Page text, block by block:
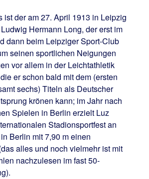
ist der am 27. April 1913 in Leipzig
Hermann Long, der erst im
dann beim Leipziger Sport-Club
seinen sportlichen Neigungen
vor allem in der Leichtathletik
er schon bald mit dem (ersten
sechs) Titeln als Deutscher
krönen kann; im Jahr nach
Spielen in Berlin erzielt Luz
Stadionsportfest an
Berlin mit 7,90 m einen
alles und noch vielmehr ist mit
nachzulesen im fast 50-